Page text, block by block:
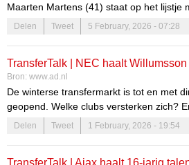
Maarten Martens (41) staat op het lijstje
van de zondag ontslagen Besnik Hasi.
al contact tussen Anderlecht en de
Delen Tweet 5 February, 2026 - 07:28
TransferTalk | NEC haalt
Anderlecht ontslaat trainer Hasi
Bron: www.ad.nl
De winterse transfermarkt is tot en met
geopend. Welke clubs versterken zich?
een belangrijke speler kwijt? In
Delen Tweet 1 February, 2026 - 19:54
TransferTalk | Ajax haalt 16-jarig